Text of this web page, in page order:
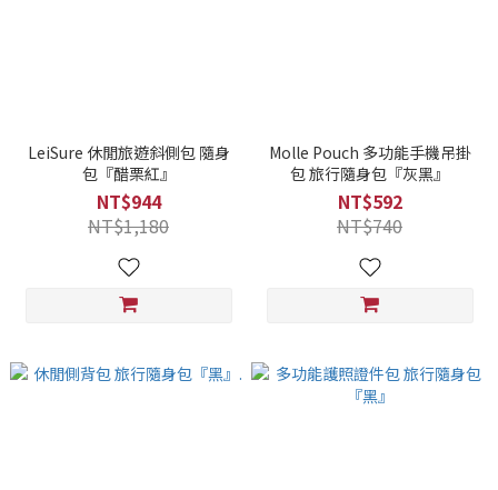
LeiSure 休閒旅遊斜側包 隨身
包『醋栗紅』
NT$944
NT$1,180
Molle Pouch 多功能手機吊掛
包 旅行隨身包『灰黑』
NT$592
NT$740